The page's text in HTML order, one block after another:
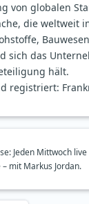
von globalen
die weltweit
sich das
hält.
registriert:
Jeden Mittwoch live
– mit Markus Jordan.